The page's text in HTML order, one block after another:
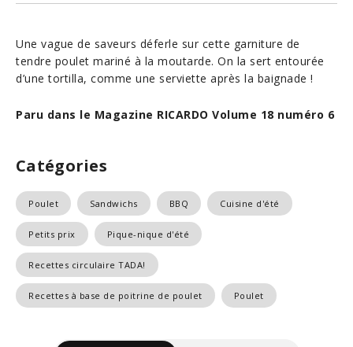
Une vague de saveurs déferle sur cette garniture de
tendre poulet mariné à la moutarde. On la sert entourée
d’une tortilla, comme une serviette après la baignade !
Paru dans le Magazine RICARDO Volume 18 numéro 6
Catégories
Poulet Sandwichs BBQ Cuisine d'été
Petits prix Pique-nique d'été
Recettes circulaire TADA!
Recettes à base de poitrine de poulet Poulet